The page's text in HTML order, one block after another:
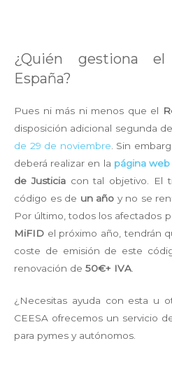
¿Quién gestiona
España?
Pues ni más ni menos que el
disposición adicional segunda
de 29 de noviembre . Sin
deberá realizar en la página web
de Justiciacon tal objetivo. El
código es de un año y no se
Por último, todos los afectados
MiFID el próximo año, tendrán
coste de emisión de este
renovación de 50€+ IVA
¿Necesitas ayuda con esta u
CEESA ofrecemos un servicio
para pymes y autónomos.